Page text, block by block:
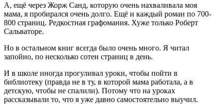
А, ещё через Жорж Санд, которую очень нахваливала моя
мама, я пробирался очень долго. Ещё и каждый роман по 700-
800 страниц. Редкостная графомания. Хуже только Роберт
Сальваторе.
Но в остальном книг всегда было очень много. Я читал
запойно, по несколько сотен страниц в день.
И в школе иногда прогуливал уроки, чтобы пойти в
библиотеку (правда не в ту, в которой мама работала, а в
детскую, чтобы не спалили). Потому что на уроках
рассказывали то, что я уже давно самостоятельно выучил.